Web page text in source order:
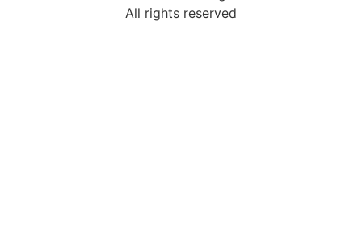
All rights reserved